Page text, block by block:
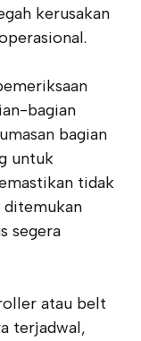
kerusakan
bagian
bagian
untuk
tidak
ditemukan
segera
atau belt
terjadwal,